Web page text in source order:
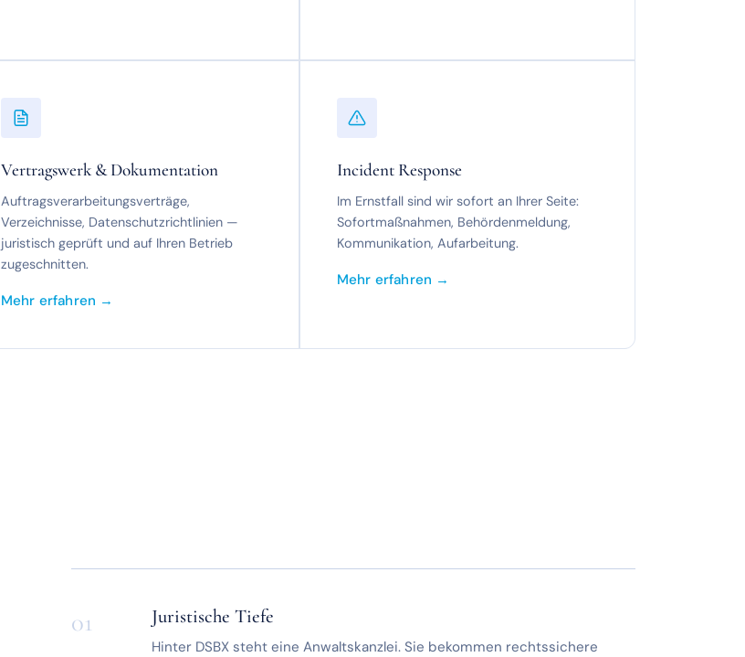
Vertragswerk & Dokumentation
Auftragsverarbeitungsverträge,
Verzeichnisse, Datenschutzrichtlinien —
juristisch geprüft und auf Ihren Betrieb
zugeschnitten.
Mehr erfahren →
Incident Response
Im Ernstfall sind wir sofort an Ihrer Seite:
Sofortmaßnahmen, Behördenmeldung,
Kommunikation, Aufarbeitung.
Mehr erfahren →
01 Juristische Tiefe
Hinter DSBX steht eine Anwaltskanzlei. Sie bekommen rechtssichere